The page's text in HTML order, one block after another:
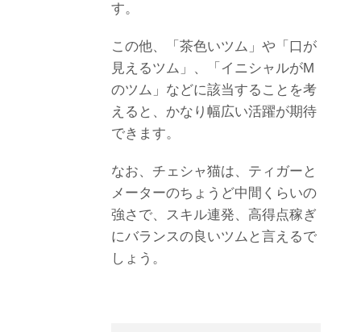
す。
この他、「茶色いツム」や「口が
見えるツム」、「イニシャルがM
のツム」などに該当することを考
えると、かなり幅広い活躍が期待
できます。
なお、チェシャ猫は、ティガーと
メーターのちょうど中間くらいの
強さで、スキル連発、高得点稼ぎ
にバランスの良いツムと言えるで
しょう。